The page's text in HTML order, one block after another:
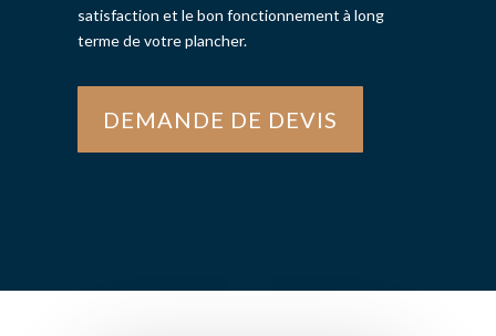
satisfaction et le bon fonctionnement à long
terme de votre plancher.
DEMANDE DE DEVIS